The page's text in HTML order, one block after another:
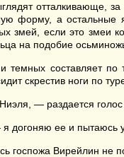
отталкивающе,
форму, а остальные
змей, если это змеи
на подобие
темных составляет
скрестив ноги по
— раздается
догоняю ее и пытаюсь
госпожа Вирейлин не